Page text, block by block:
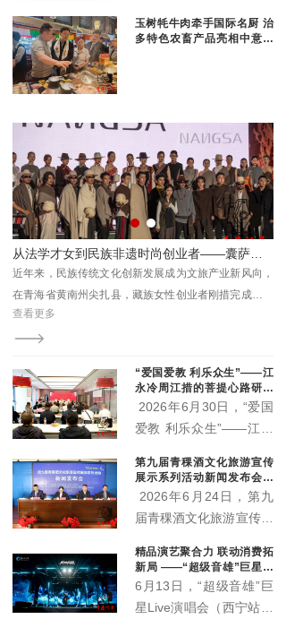
政企座谈交流会在玉树隆
生物科技有限公司总经理
王晓军、大魏盛唐（青
海）贸易有限公司副总经
理弓鸽出席活动。州直相
关部门、三江源国家公园
各园区管委会及基层代表
参加活动。
玉树牦牛肉牵手国际名厨 治
多特色农畜产品亮相中意丝
从法学才女到民族非遗时尚创业者——囊萨品牌主理人刚措的逐梦之路
近年来，民族传统文化创新发展成为文旅产业新风向，
在青海省黄南州尖扎县，藏族女性创业者刚措完成了一
次跨界蜕变：放弃法学专业的安稳路径，深耕藏地非遗
服饰创新，打造囊萨本土民族品牌，用心走好传统活
查看更多
“爱国爱教 利乐众生”——江
永冷周江措的菩提心路研讨
会在西宁举行 两部新作正式
2026年6月30日，“爱国
爱教 利乐众生”——江永
会在青海西宁顺利举办。
活动现场正式宣布，由江
永冷周江措躬身实践总结
路》《菩提心语·渡心
筏》两部著作正式出版发
行，为新时代藏传佛教中
第九届青稞酒文化旅游宣传
展示系列活动新闻发布会召
开 “土族风情美·青稞美酒
2026年6月24日，第九
届青稞酒文化旅游宣传展
互助县天佑德大酒店隆重
召开。本届活动以"土族
风情美·青稞美酒香"为主
精品演艺聚合力 联动消费拓
新局 ——“超级音雄”巨星演
唱会带动文旅市场持续升温
6月13日，“超级音雄”巨
星Live演唱会（西宁站）